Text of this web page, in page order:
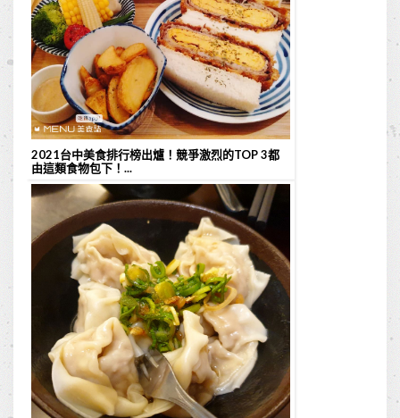
2021台中美食排行榜出爐！競爭激烈的TOP 3都
由這類食物包下！...